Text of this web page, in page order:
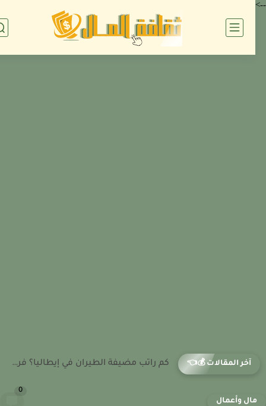
آخر المقالات 💰👈 كم راتب مراقب الحركة الجوية في إيطاليا؟ تحليل الدخل وفرص...
وأعمال